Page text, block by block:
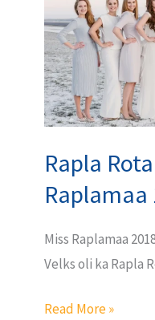
Rapla
Miss Raplamaa
Velks oli ka Rapla
Rotary
toetab
Miss
Raplamaa
18
Read More »